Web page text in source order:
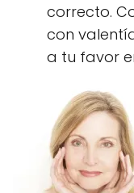
correcto.
con
a tu favor